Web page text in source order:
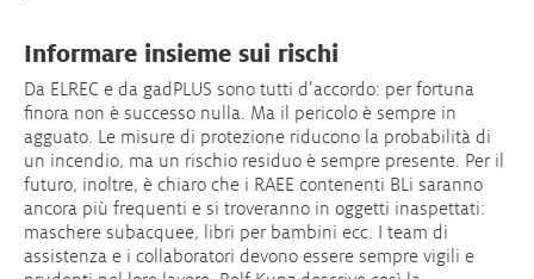
Informare insieme sui rischi
Da ELREC e da gadPLUS sono tutti d’accordo: per fortuna
finora non è successo nulla. Ma il pericolo è sempre in
agguato. Le misure di protezione riducono la probabilità di
un incendio, ma un rischio residuo è sempre presente. Per il
futuro, inoltre, è chiaro che i RAEE contenenti BLi saranno
ancora più frequenti e si troveranno in oggetti inaspettati:
maschere subacquee, libri per bambini ecc. I team di
assistenza e i collaboratori devono essere sempre vigili e